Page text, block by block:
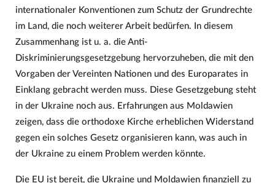
internationaler Konventionen zum Schutz der Grundrechte
im Land, die noch weiterer Arbeit bedürfen. In diesem
Zusammenhang ist u. a. die Anti-
Diskriminierungsgesetzgebung hervorzuheben, die mit den
Vorgaben der Vereinten Nationen und des Europarates in
Einklang gebracht werden muss. Diese Gesetzgebung steht
in der Ukraine noch aus. Erfahrungen aus Moldawien
zeigen, dass die orthodoxe Kirche erheblichen Widerstand
gegen ein solches Gesetz organisieren kann, was auch in
der Ukraine zu einem Problem werden könnte.
Die EU ist bereit, die Ukraine und Moldawien finanziell zu